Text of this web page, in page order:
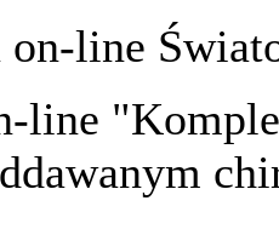
line
line